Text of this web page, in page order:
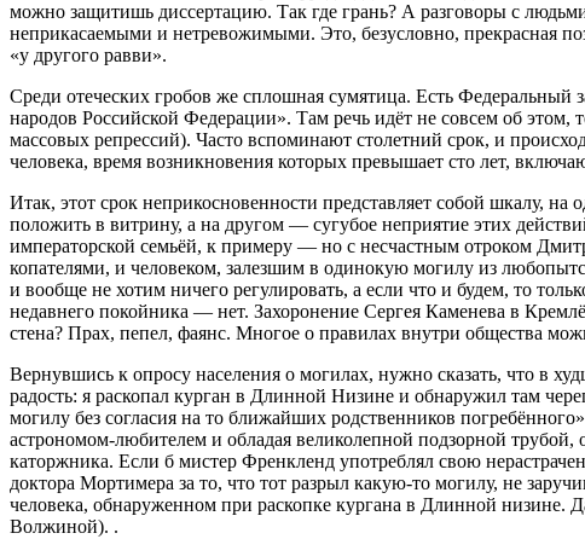
можно защитишь диссертацию. Так где грань? А разговоры с
неприкасаемыми и нетревожимыми. Это, безусловно, прекрасная
«у другого равви».
Среди отеческих гробов же сплошная сумятица. Есть Федеральный
народов Российской Федерации». Там речь идёт не совсем об этом,
массовых репрессий). Часто вспоминают столетний срок, и
человека, время возникновения которых превышает сто лет,
Итак, этот срок неприкосновенности представляет собой шкалу,
положить в витрину, а на другом — сугубое неприятие этих
императорской семьёй, к примеру — но с несчастным отроком
копателями, и человеком, залезшим в одинокую могилу из
и вообще не хотим ничего регулировать, а если что и будем, то
недавнего покойника — нет. Захоронение Сергея Каменева в
стена? Прах, пепел, фаянс. Многое о правилах внутри общества
Вернувшись к опросу населения о могилах, нужно сказать, что в
радость: я раскопал курган в Длинной Низине и обнаружил там
могилу без согласия на то ближайших родственников погребённого»
астрономом-любителем и обладая великолепной подзорной
каторжника. Если б мистер Френкленд употреблял свою
доктора Мортимера за то, что тот разрыл какую-то могилу, не
человека, обнаруженном при раскопке кургана в Длинной низине.
Волжиной). .